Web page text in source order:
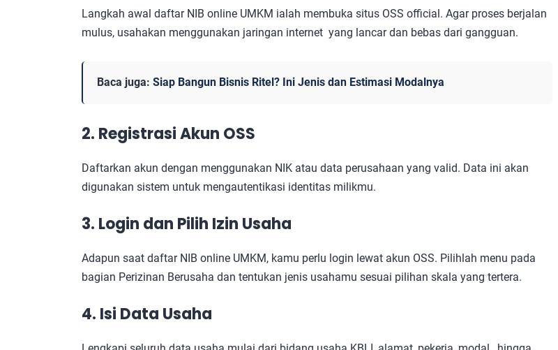
Langkah awal daftar NIB online UMKM ialah membuka situs OSS official. Agar proses berjalan
mulus, usahakan menggunakan jaringan internet yang lancar dan bebas dari gangguan.
Baca juga: Siap Bangun Bisnis Ritel? Ini Jenis dan Estimasi Modalnya
2. Registrasi Akun OSS
Daftarkan akun dengan menggunakan NIK atau data perusahaan yang valid. Data ini akan
digunakan sistem untuk mengautentikasi identitas milikmu.
3. Login dan Pilih Izin Usaha
Adapun saat daftar NIB online UMKM, kamu perlu login lewat akun OSS. Pilihlah menu pada
bagian Perizinan Berusaha dan tentukan jenis usahamu sesuai pilihan skala yang tertera.
4. Isi Data Usaha